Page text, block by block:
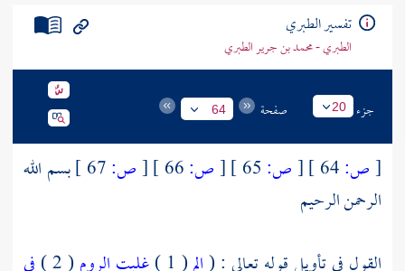
تفسير الطبري
الطبري - محمد بن جرير الطبري
جزء 20 صفحة 64
[ص: [ص: [ص: [ص:
بسم الله
الرحمن الرحيم